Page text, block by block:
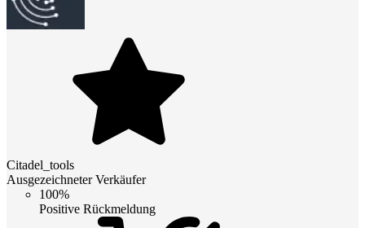
Citadel_tools
Ausgezeichneter Verkäufer
100%
Positive Rückmeldung